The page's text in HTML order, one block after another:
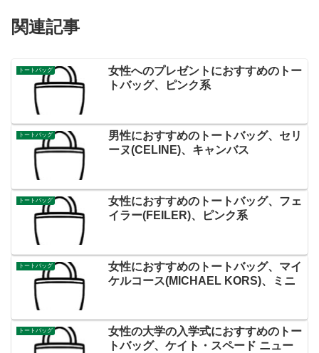
関連記事
トートバッグ
女性へのプレゼントにおすすめのトー
トバッグ、ピンク系
トートバッグ
男性におすすめのトートバッグ、セリ
ーヌ(CELINE)、キャンバス
トートバッグ
女性におすすめのトートバッグ、フェ
イラー(FEILER)、ピンク系
トートバッグ
女性におすすめのトートバッグ、マイ
ケルコース(MICHAEL KORS)、ミニ
トートバッグ
女性の大学の入学式におすすめのトー
トバッグ、ケイト・スペード ニュー